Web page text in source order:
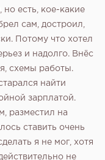
есть, кое-какие
сам, достроил,
Потому что хотел
и надолго. Внёс
схемы работы.
найти
зарплатой.
разместил на
ставить очень
я не мог, хотя
не